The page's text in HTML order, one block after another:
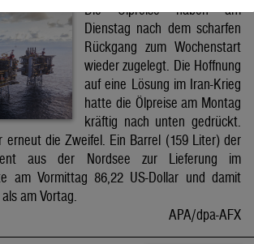
Die Ölpreise haben am
Dienstag nach dem scharfen
Rückgang zum Wochenstart
wieder zugelegt. Die Hoffnung
auf eine Lösung im Iran-Krieg
hatte die Ölpreise am Montag
kräftig nach unten gedrückt.
erneut die Zweifel. Ein Barrel (159 Liter) der
aus der Nordsee zur Lieferung im
am Vormittag 86,22 US-Dollar und damit
am Vortag.
APA/dpa-AFX